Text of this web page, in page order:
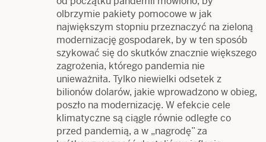
olbrzymie pakiety pomocowe w jak
największym stopniu przeznaczyć na zieloną
modernizację gospodarek, by w ten sposób
szykować się do skutków znacznie większego
zagrożenia, którego pandemia nie
unieważniła. Tylko niewielki odsetek z
bilionów dolarów, jakie wprowadzono w obieg,
poszło na modernizację. W efekcie cele
klimatyczne są ciągle równie odległe co
przed pandemią, a w „nagrodę” za